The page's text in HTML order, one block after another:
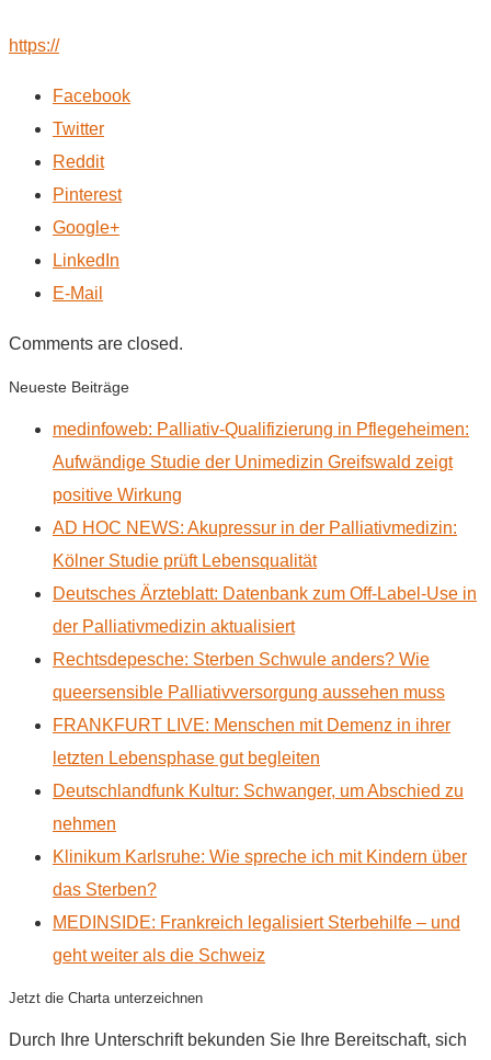
https://
Facebook
Twitter
Reddit
Pinterest
Google+
LinkedIn
E-Mail
Comments are closed.
Neueste Beiträge
medinfoweb: Palliativ-Qualifizierung in Pflegeheimen:
Aufwändige Studie der Unimedizin Greifswald zeigt
positive Wirkung
AD HOC NEWS: Akupressur in der Palliativmedizin:
Kölner Studie prüft Lebensqualität
Deutsches Ärzteblatt: Datenbank zum Off-Label-Use in
der Palliativmedizin aktualisiert
Rechtsdepesche: Sterben Schwule anders? Wie
queersensible Palliativversorgung aussehen muss
FRANKFURT LIVE: Menschen mit Demenz in ihrer
letzten Lebensphase gut begleiten
Deutschlandfunk Kultur: Schwanger, um Abschied zu
nehmen
Klinikum Karlsruhe: Wie spreche ich mit Kindern über
das Sterben?
MEDINSIDE: Frankreich legalisiert Sterbehilfe – und
geht weiter als die Schweiz
Jetzt die Charta unterzeichnen
Durch Ihre Unterschrift bekunden Sie Ihre Bereitschaft, sich